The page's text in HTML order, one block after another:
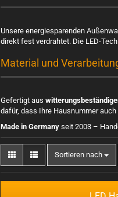
Unsere energiesparenden
direkt fest verdrahtet. Die LED-
Material und
Gefertigt aus
dafür, dass Ihre Hausnummer
Made in Germany seit 2003 –
Sortieren nach